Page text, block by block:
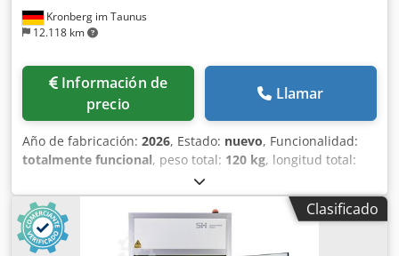
Kronberg im Taunus
12.118 km
Información de
precio
Llamar
Año de fabricación: 2026, Estado: nuevo, Funcionalidad:
totalmente funcional, peso total: 120 kg, longitud total:
1.550 mm
frecuencia de entrada:50 Hz, potencia del láser:30 W,
longitud de onda del láser:1.064 nm
, tipo de refrigeración:
aire, tipo de corriente de entrada:
Clasificado